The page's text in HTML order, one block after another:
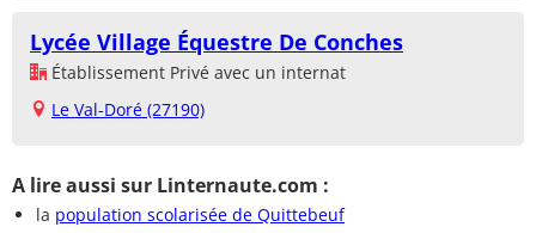
Lycée Village Équestre De Conches
Établissement Privé avec un internat
Le Val-Doré (27190)
A lire aussi sur Linternaute.com :
la population scolarisée de Quittebeuf